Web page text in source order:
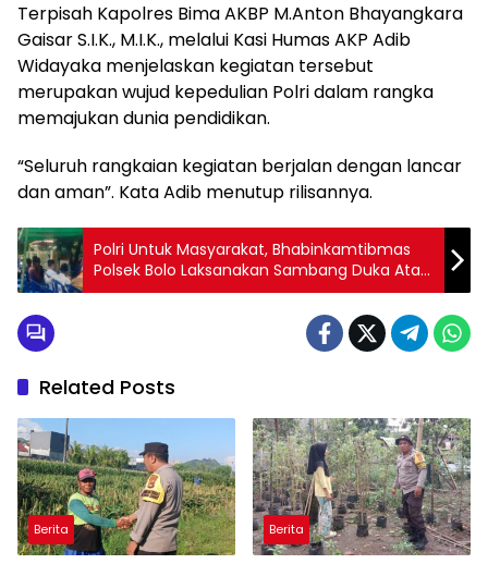
Terpisah Kapolres Bima AKBP M.Anton Bhayangkara
Gaisar S.I.K., M.I.K., melalui Kasi Humas AKP Adib
Widayaka menjelaskan kegiatan tersebut
merupakan wujud kepedulian Polri dalam rangka
memajukan dunia pendidikan.
“Seluruh rangkaian kegiatan berjalan dengan lancar
dan aman”. Kata Adib menutup rilisannya.
Polri Untuk Masyarakat, Bhabinkamtibmas
Polsek Bolo Laksanakan Sambang Duka Atas
Meninggalnya Salah Satu Warga Binaan
Related Posts
Berita Berita